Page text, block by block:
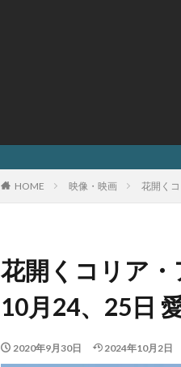
HOME 映像・映画 花開く
花開くコリア
10月24、25日
2020年9月30日 2024年10月2日